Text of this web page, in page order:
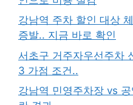
강남역 주차 할인 대상
증발.. 지금 바로 확인
서초구 거주자우선주차
3 가점 조건..
강남역 민영주차장 vs